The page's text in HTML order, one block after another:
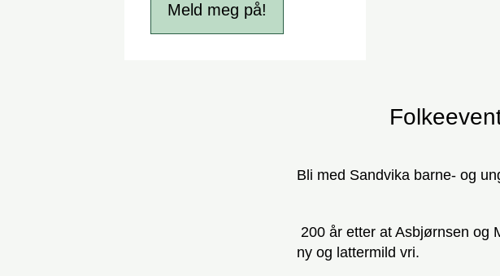
Meld meg på!
Bli med Sandvika barne- og
200 år etter at Asbjørnsen og
ny og lattermild vri.